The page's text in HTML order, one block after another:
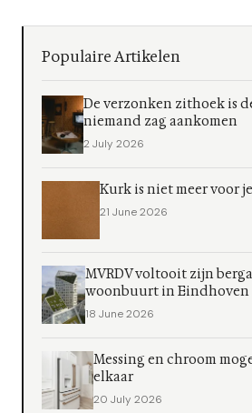
Populaire Artikelen
De verzonken zithoek is
niemand zag aankomen
2 July 2026
Kurk is niet meer voor
21 June 2026
MVRDV voltooit zijn
woonbuurt in Eindhoven
18 June 2026
Messing en chroom
elkaar
20 July 2026